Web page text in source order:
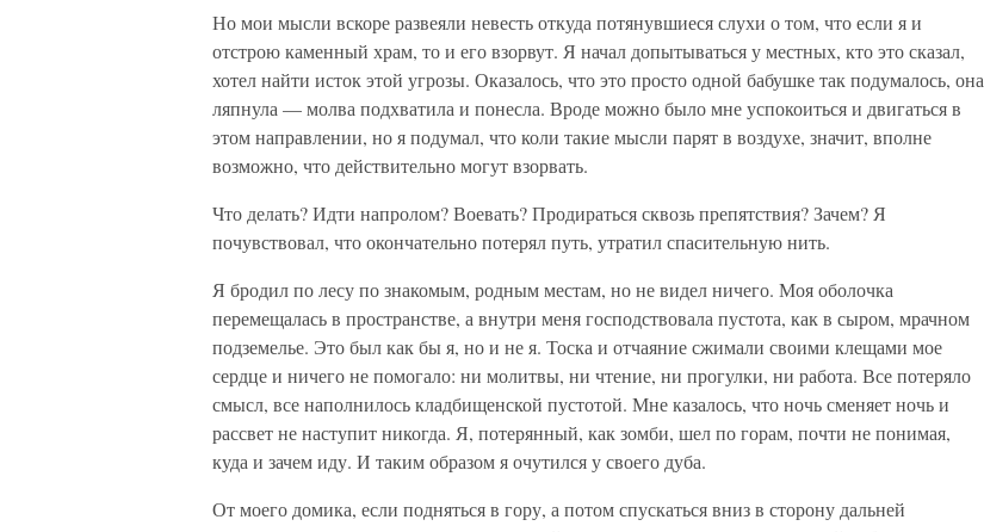
Но мои мысли вскоре развеяли невесть откуда потянувшиеся слухи о том, что если я и
отстрою каменный храм, то и его взорвут. Я начал допытываться у местных, кто это сказал,
хотел найти исток этой угрозы. Оказалось, что это просто одной бабушке так подумалось, она
ляпнула — молва подхватила и понесла. Вроде можно было мне успокоиться и двигаться в
этом направлении, но я подумал, что коли такие мысли парят в воздухе, значит, вполне
возможно, что действительно могут взорвать.
Что делать? Идти напролом? Воевать? Продираться сквозь препятствия? Зачем? Я
почувствовал, что окончательно потерял путь, утратил спасительную нить.
Я бродил по лесу по знакомым, родным местам, но не видел ничего. Моя оболочка
перемещалась в пространстве, а внутри меня господствовала пустота, как в сыром, мрачном
подземелье. Это был как бы я, но и не я. Тоска и отчаяние сжимали своими клещами мое
сердце и ничего не помогало: ни молитвы, ни чтение, ни прогулки, ни работа. Все потеряло
смысл, все наполнилось кладбищенской пустотой. Мне казалось, что ночь сменяет ночь и
рассвет не наступит никогда. Я, потерянный, как зомби, шел по горам, почти не понимая,
куда и зачем иду. И таким образом я очутился у своего дуба.
От моего домика, если подняться в гору, а потом спускаться вниз в сторону дальней